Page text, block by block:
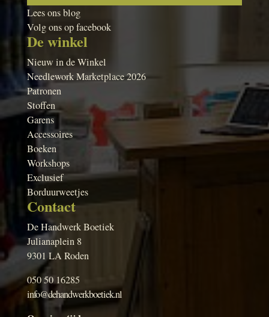
Lees ons blog
Volg ons op facebook
De winkel
Nieuw in de Winkel
Needlework Marketplace 2026
Patronen
Stoffen
Garens
Accessoires
Boeken
Workshops
Exclusief
Borduurweetjes
Contact
De Handwerk Boetiek
Julianaplein 8
9301 LA Roden
050 50 16285
info@dehandwerkboetiek.nl